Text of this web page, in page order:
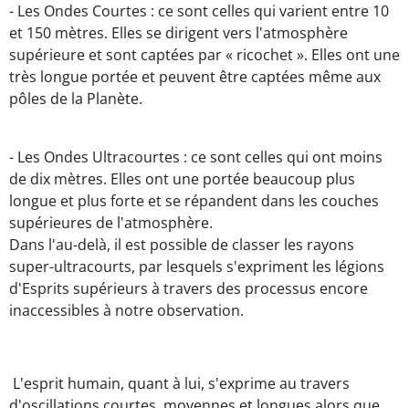
- Les Ondes Courtes : ce sont celles qui varient entre 10
et 150 mètres. Elles se dirigent vers l'atmosphère
supérieure et sont captées par « ricochet ». Elles ont une
très longue portée et peuvent être captées même aux
pôles de la Planète.
- Les Ondes Ultracourtes : ce sont celles qui ont moins
de dix mètres. Elles ont une portée beaucoup plus
longue et plus forte et se répandent dans les couches
supérieures de l'atmosphère.
Dans l'au-delà, il est possible de classer les rayons
super-ultracourts, par lesquels s'expriment les légions
d'Esprits supérieurs à travers des processus encore
inaccessibles à notre observation.
L'esprit humain, quant à lui, s'exprime au travers